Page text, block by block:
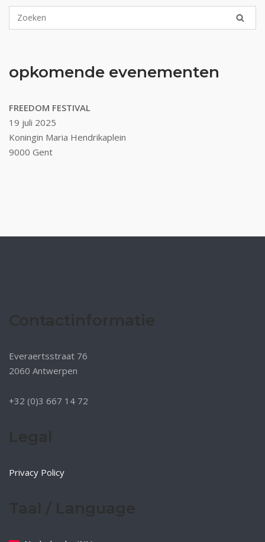
opkomende evenementen
FREEDOM FESTIVAL
19 juli 2025
Koningin Maria Hendrikaplein
9000 Gent
Everaertsstraat 76
2060 Antwerpen
+32 (0)3 667 14 72
Privacy Policy